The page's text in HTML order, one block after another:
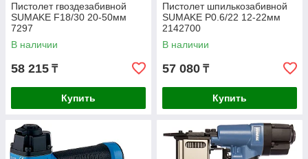
Пистолет гвоздезабивной
SUMAKE F18/30 20-50мм
7297
В наличии
58 215 ₸
Купить
Пистолет шпилькозабивной
SUMAKE P0.6/22 12-22мм
2142700
В наличии
57 080 ₸
Купить